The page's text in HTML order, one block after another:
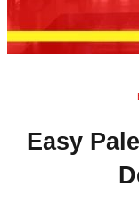
Easy